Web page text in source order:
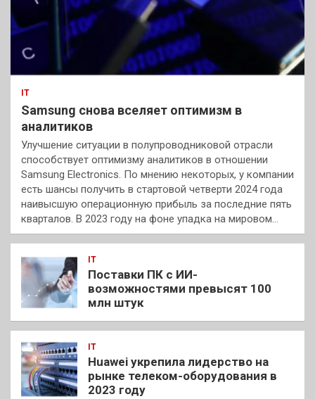
IT
Samsung снова вселяет оптимизм в
аналитиков
Улучшение ситуации в полупроводниковой отрасли
способствует оптимизму аналитиков в отношении
Samsung Electronics. По мнению некоторых, у компании
есть шансы получить в стартовой четверти 2024 года
наивысшую операционную прибыль за последние пять
кварталов. В 2023 году на фоне упадка на мировом…
IT
Поставки ПК с ИИ-
возможностями превысят 100
млн штук
IT
Huawei укрепила лидерство на
рынке телеком-оборудования в
2023 году